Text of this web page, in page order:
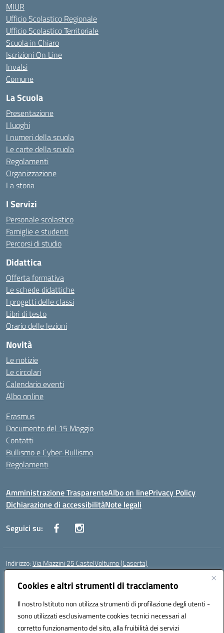
Cookies e altri strumenti di tracciamento
Il nostro Istituto non utilizza strumenti di profilazione degli utenti -
sono utilizzati esclusivamente cookies tecnici necessari al
corretto funzionamento del sito, alla fruibilità dei servizi
MIUR
Ufficio Scolastico Regionale
Ufficio Scolastico Territoriale
Scuola in Chiaro
Iscrizioni On Line
Invalsi
Comune
La Scuola
Presentazione
I luoghi
I numeri della scuola
Le carte della scuola
Regolamenti
Organizzazione
La storia
I Servizi
Personale scolastico
Famiglie e studenti
Percorsi di studio
Didattica
Offerta formativa
Le schede didattiche
I progetti delle classi
Libri di testo
Orario delle lezioni
Novità
Le notizie
Le circolari
Calendario eventi
Albo online
Erasmus
Documento del 15 Maggio
Contatti
Bullismo e Cyber-Bullismo
Regolamenti
Amministrazione TrasparenteAlbo on linePrivacy Policy
Dichiarazione di accessibilitàNote legali
Seguici su:
Indirizzo:Via Mazzini 25 CastelVolturno (Caserta)
Centralino:
Posta elettronica certificata (PEC):ceis014005@pec.istruzione.it
Codice fiscale: 93063510619
Codice meccanografico:CEIS014005
Codice Indice delle Pubbliche Amministrazioni (IPA): istsc_ceis014005